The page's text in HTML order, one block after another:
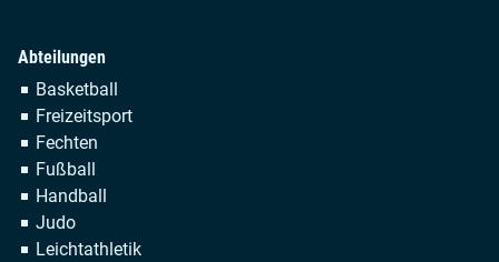
Abteilungen
Navigation
überspringen
Basketball
Freizeitsport
Fechten
Fußball
Handball
Judo
Leichtathletik